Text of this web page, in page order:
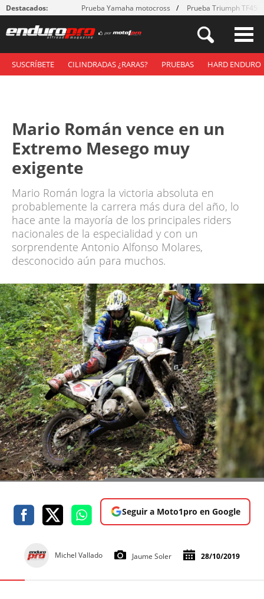
Destacados: Prueba Yamaha motocross Prueba Triumph
SUSCRÍBETE CILINDRADAS ¿RARAS? PRUEBAS HARD ENDURO
Mario Román vence en un
Extremo Mesego muy
exigente
Mario Román logra la victoria absoluta en
probablemente la carrera más dura del año, lo
hace ante la mayoría de los principales riders
nacionales de la especialidad y con un
sorprendente Antonio Alfonso Molares,
desconocido aún para muchos.
Seguir a Moto1pro en Google
Michel Vallado Jaume Soler 28/10/2019